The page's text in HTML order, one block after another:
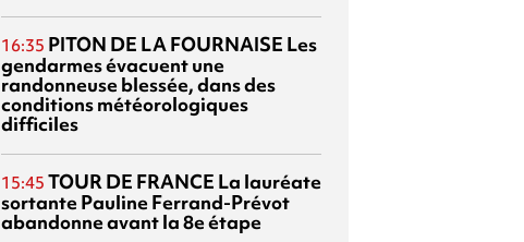
16:35 PITON DE LA FOURNAISE Les
gendarmes évacuent une
randonneuse blessée, dans des
conditions météorologiques
difficiles
15:45 TOUR DE FRANCE La lauréate
sortante Pauline Ferrand-Prévot
abandonne avant la 8e étape